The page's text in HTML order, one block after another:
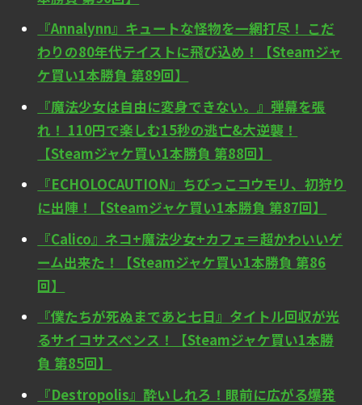
『Annalynn』キュートな怪物を一網打尽！ こだ
わりの80年代テイストに飛び込め！【Steamジャ
ケ買い1本勝負 第89回】
『魔法少女は自由に変身できない。』弾幕を張
れ！ 110円で楽しむ15秒の逃亡&大逆襲！
【Steamジャケ買い1本勝負 第88回】
『ECHOLOCAUTION』ちびっこコウモリ、初狩り
に出陣！【Steamジャケ買い1本勝負 第87回】
『Calico』ネコ+魔法少女+カフェ＝超かわいいゲ
ーム出来た！【Steamジャケ買い1本勝負 第86
回】
『僕たちが死ぬまであと七日』タイトル回収が光
るサイコサスペンス！【Steamジャケ買い1本勝
負 第85回】
『Destropolis』酔いしれろ！眼前に広がる爆発